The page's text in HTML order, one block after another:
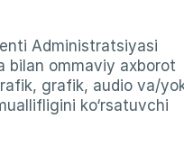
Administratsiyasi
bilan ommaviy axborot
grafik, audio va/
ko‘rsatuvchi